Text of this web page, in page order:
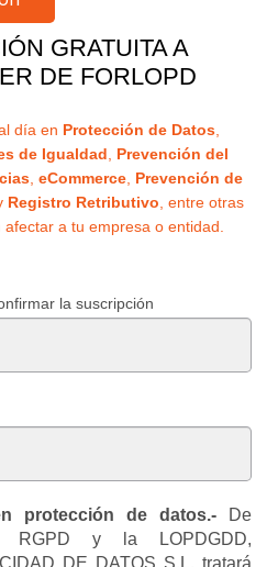
GRATUITA A
DE FORLOPD
día en Protección de Datos,
de Igualdad
Prevención del
, eCommerce, Prevención de
Registro Retributivo , entre otras
a tu empresa o entidad.
la suscripción
protección de datos.- De
RGPD y la LOPDGDD,
DE DATOS S.L. tratará